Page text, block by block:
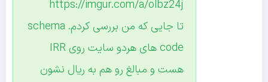
https://imgur.com/a/olbz24j
تا جایی که من بررسی کردم. schema
code های هردو سایت روی IRR
هست و مبالغ رو هم به ریال نشون